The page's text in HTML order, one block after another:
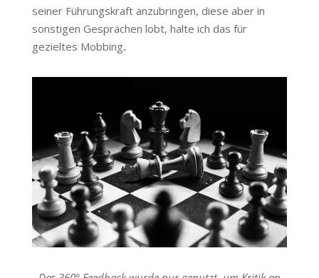
seiner Führungskraft anzubringen, diese aber in
sonstigen Gesprächen lobt, halte ich das für
gezieltes Mobbing.